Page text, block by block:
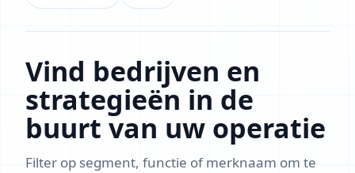
Vind bedrijven en
strategieën in de
buurt van uw operatie
Filter op segment, functie of merknaam om te